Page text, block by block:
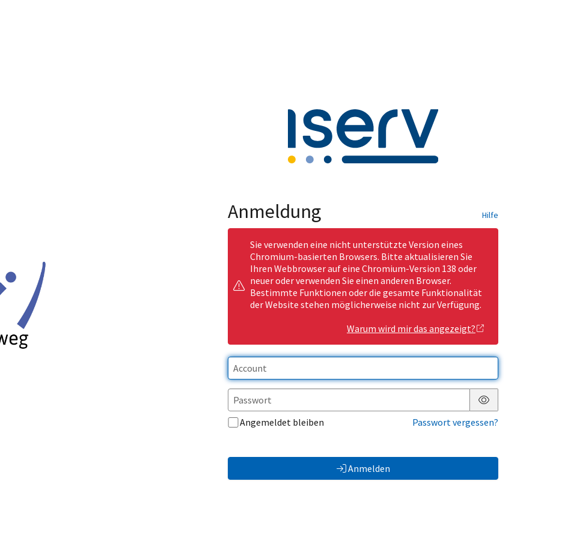
Anmeldung Hilfe
Sie verwenden eine nicht unterstützte Version eines
Chromium-basierten Browsers. Bitte aktualisieren Sie
Ihren Webbrowser auf eine Chromium-Version 138 oder
neuer oder verwenden Sie einen anderen Browser.
Bestimmte Funktionen oder die gesamte Funktionalität
der Website stehen möglicherweise nicht zur Verfügung.
Warum wird mir das angezeigt?
Passwort anzeigen
Angemeldet bleiben
Passwort vergessen?
Anmelden